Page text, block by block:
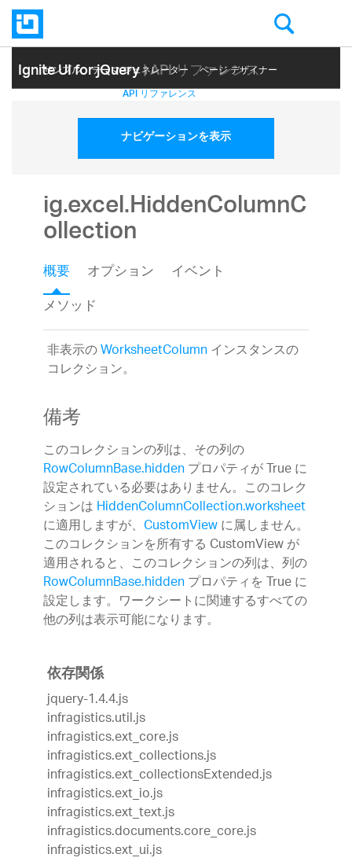
Ignite UI for jQuery| API リファレンス
サンプル テーマ ジェネレーター ページ デザイナー
ヘルプ トピック API リファレンス
ナビゲーションを表示
ig.excel.HiddenColumnC
ollection
概要 オプション
イベント
メソッド
非表示のWorksheetColumnインスタンスの
コレクション。
備考
このコレクションの列は、その列の
RowColumnBase.hiddenプロパティが True に
設定されている必要はありません。このコレク
ションはHiddenColumnCollection.worksheet
に適用しますが、 CustomViewに属しません。
このコレクションを所有する CustomView が
適用されると、このコレクションの列は、列の
RowColumnBase.hiddenプロパティを True に
設定します。ワークシートに関連するすべての
他の列は表示可能になります。
依存関係
jquery-1.4.4.js
infragistics.util.js
infragistics.ext_core.js
infragistics.ext_collections.js
infragistics.ext_collectionsExtended.js
infragistics.ext_io.js
infragistics.ext_text.js
infragistics.documents.core_core.js
infragistics.ext_ui.js